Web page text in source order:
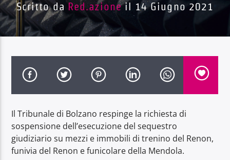
Traccia corrente
Radio Dolomiti
Scritto da Red.azioneil 14 Giugno 2021
Il Tribunale di Bolzano respinge la richiesta di
sospensione dell’esecuzione del sequestro
giudiziario su mezzi e immobili di trenino del Renon,
funivia del Renon e funicolare della Mendola.